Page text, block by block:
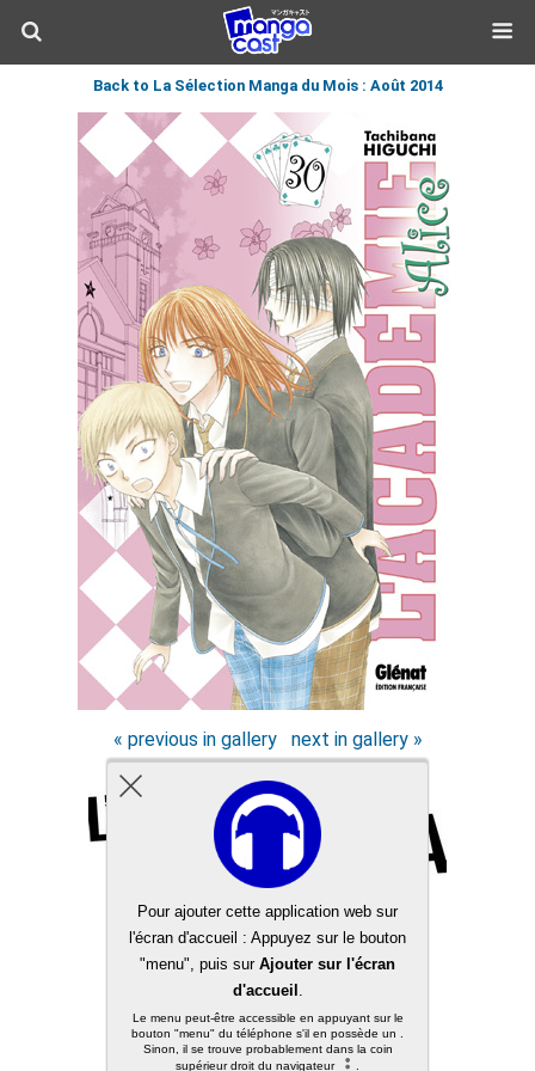
Back to La Sélection Manga du Mois : Août 2014
« previous in gallery next in gallery »